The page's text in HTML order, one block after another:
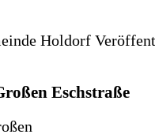
Holdorf
Eschstraße